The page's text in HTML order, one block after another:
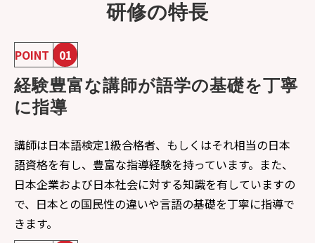
研修の特長
POINT 01
経験豊富な講師が語学の基礎を丁寧
に指導
講師は日本語検定1級合格者、もしくはそれ相当の日本
語資格を有し、豊富な指導経験を持っています。また、
日本企業および日本社会に対する知識を有していますの
で、日本との国民性の違いや言語の基礎を丁寧に指導で
きます。